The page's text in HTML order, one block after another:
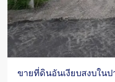
ขายที่ดินอันเงียบสงบใน